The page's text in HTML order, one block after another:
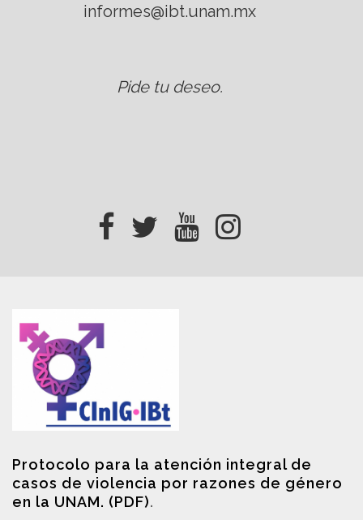
informes@ibt.unam.mx
Pide tu deseo.
Protocolo para la atención integral de
casos de violencia por razones de género
en la UNAM. (PDF).